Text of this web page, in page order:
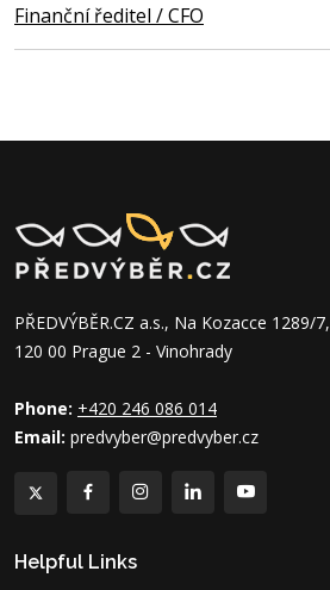
Finanční ředitel / CFO
PŘEDVÝBĚR.CZ a.s., Na Kozacce 1289/7,
120 00 Prague 2 - Vinohrady
Phone: +420 246 086 014
Email: predvyber@predvyber.cz
Helpful Links